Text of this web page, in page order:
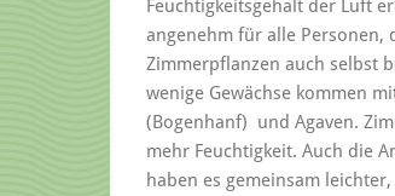
Feuchtigkeitsgehalt der Luft
angenehm für alle Personen,
Zimmerpflanzen auch selbst
wenige Gewächse kommen
(Bogenhanf) und Agaven.
mehr Feuchtigkeit. Auch die
haben es gemeinsam